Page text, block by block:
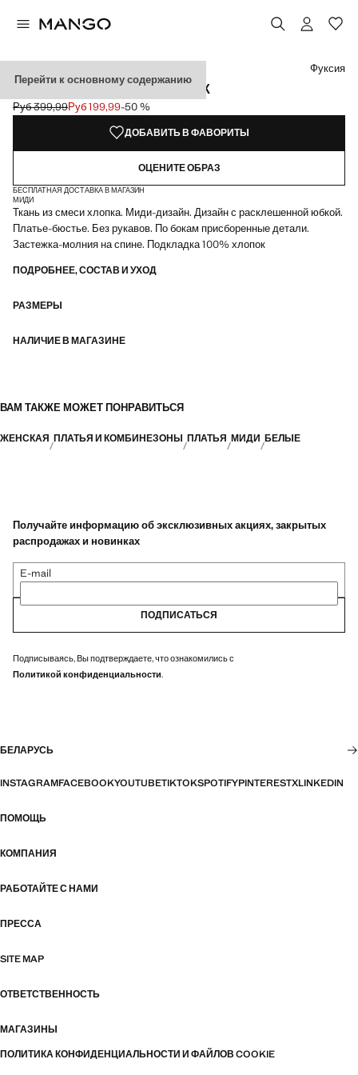
Перейти к основному содержанию
МИДИ-ПЛАТЬЕ БЕЗ БРЕТЕЛЕК
Начальная цена зачеркнута [Руб 399,99 ]
Руб 399,99
Текущая цена [Руб 199,99 ]
Руб 199,99-50 %
Выберите цвет
Выбранный цвет: Фуксия
Цвет Белый
Фуксия
ДОБАВИТЬ В ФАВОРИТЫ
ОЦЕНИТЕ ОБРАЗ
БЕСПЛАТНАЯ ДОСТАВКА В МАГАЗИН
МИДИ
Ткань из смеси хлопка. Миди-дизайн. Дизайн с расклешенной юбкой.
Платье-бюстье. Без рукавов. По бокам присборенные детали.
Застежка-молния на спине. Подкладка 100% хлопок
ПОДРОБНЕЕ, СОСТАВ И УХОД
РАЗМЕРЫ
НАЛИЧИЕ В МАГАЗИНЕ
ВАМ ТАКЖЕ МОЖЕТ ПОНРАВИТЬСЯ
ЖЕНСКАЯ ПЛАТЬЯ И КОМБИНЕЗОНЫ ПЛАТЬЯ МИДИ БЕЛЫЕ
Получайте информацию об эксклюзивных акциях, закрытых
распродажах и новинках
E-mail
ПОДПИСАТЬСЯ
Подписываясь, Вы подтверждаете, что ознакомились с
Политикой конфиденциальности.
БЕЛАРУСЬ
INSTAGRAMFACEBOOKYOUTUBETIKTOKSPOTIFYPINTERESTXLINKEDIN
ПОМОЩЬ
КОМПАНИЯ
РАБОТАЙТЕ С НАМИ
ПРЕССА
SITE MAP
ОТВЕТСТВЕННОСТЬ
МАГАЗИНЫ
ПОЛИТИКА КОНФИДЕНЦИАЛЬНОСТИ И ФАЙЛОВ COOKIE